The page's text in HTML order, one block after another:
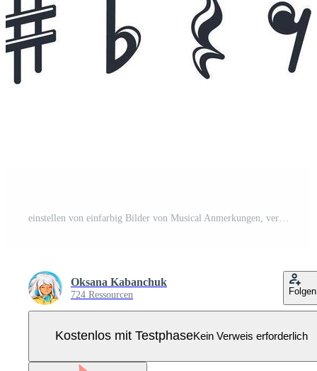
Oksana Kabanchuk
724 Ressourcen Folgen
Kostenlos mit TestphaseKein Verweis erforderlich